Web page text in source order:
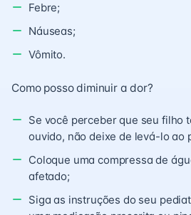
Febre;
Náuseas;
Vômito.
Como posso diminuir a dor?
Se você perceber que seu filho
ouvido, não deixe de levá-lo ao
Coloque uma compressa de
afetado;
Siga as instruções do seu